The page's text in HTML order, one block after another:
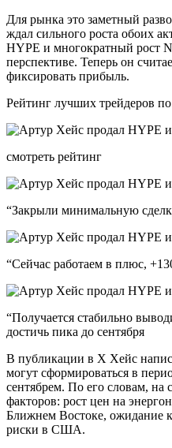
Для рынка это заметный
ждал сильного роста обоих
HYPE и многократный рост
перспективе. Теперь он
фиксировать прибыль.
Рейтинг лучших трейдеров
смотреть рейтинг
“Закрыли минимальную
“Сейчас работаем в плюс,
“Получается стабильно
достичь пика до сентября
В публикации в X Хейс
могут сформироваться в
сентябрем. По его словам, на
факторов: рост цен на
Ближнем Востоке, ожидание
риски в США.